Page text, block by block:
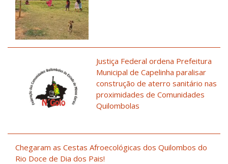
Justiça Federal ordena Prefeitura
Municipal de Capelinha paralisar
construção de aterro sanitário nas
proximidades de Comunidades
Quilombolas
Chegaram as Cestas Afroecológicas dos Quilombos do
Rio Doce de Dia dos Pais!